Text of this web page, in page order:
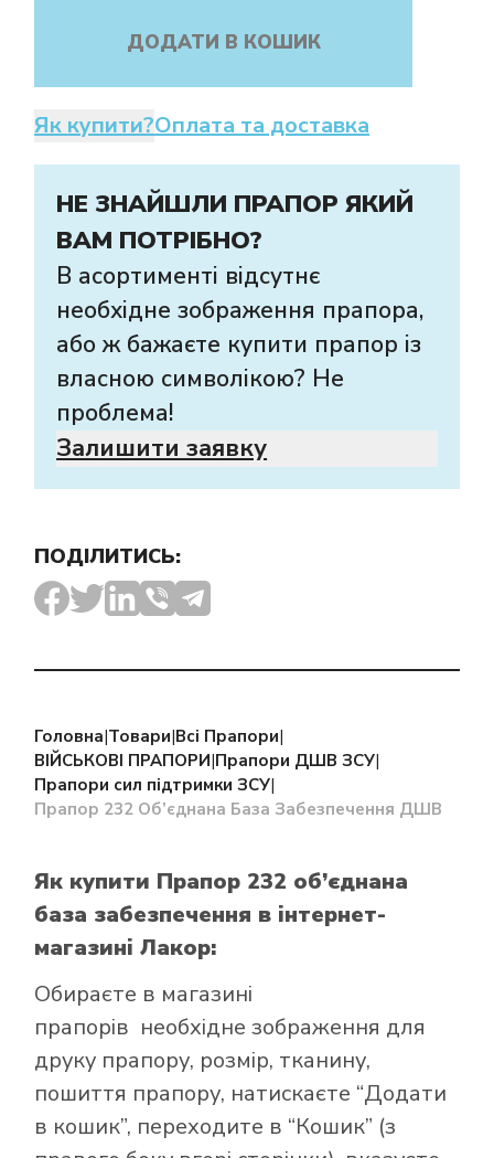
ДОДАТИ В КОШИК
Як купити?Оплата та доставка
НЕ ЗНАЙШЛИ ПРАПОР ЯКИЙ
ВАМ ПОТРІБНО?
В асортименті відсутнє
необхідне зображення прапора,
або ж бажаєте купити прапор із
власною символікою? Не
проблема!
Залишити заявку
ПОДІЛИТИСЬ:
Головна|Товари|Всі Прапори|
ВІЙСЬКОВІ ПРАПОРИ|Прапори ДШВ ЗСУ|
Прапори сил підтримки ЗСУ|
Прапор 232 Об’єднана База Забезпечення ДШВ
Як купити Прапор 232 об’єднана
база забезпечення в інтернет-
магазині Лакор:
Обираєте в магазині
прапорів необхідне зображення для
друку прапору, розмір, тканину,
пошиття прапору, натискаєте “Додати
в кошик”, переходите в “Кошик” (з